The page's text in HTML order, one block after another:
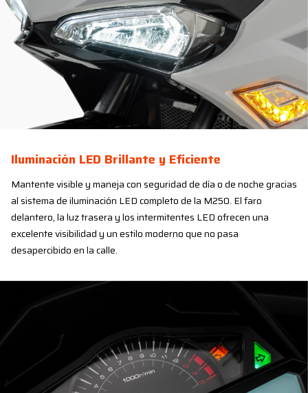
Iluminación LED Brillante y Eficiente
Mantente visible y maneja con seguridad de día o de noche gracias
al sistema de iluminación LED completo de la M250. El faro
delantero, la luz trasera y los intermitentes LED ofrecen una
excelente visibilidad y un estilo moderno que no pasa
desapercibido en la calle.